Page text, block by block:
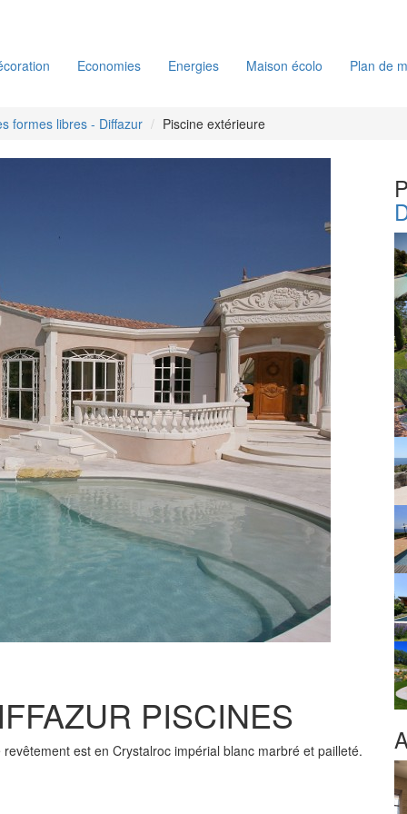
Economies Energies Maison écolo Plan de
formes libres - Diffazur Piscine extérieure
PISCINES
est en Crystalroc impérial blanc marbré et pailleté.